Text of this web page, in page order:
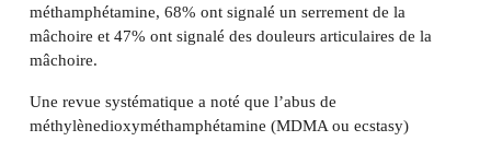
méthamphétamine, 68% ont signalé un serrement de la
mâchoire et 47% ont signalé des douleurs articulaires de la
mâchoire.
Une revue systématique a noté que l’abus de
méthylènedioxyméthamphétamine (MDMA ou ecstasy)